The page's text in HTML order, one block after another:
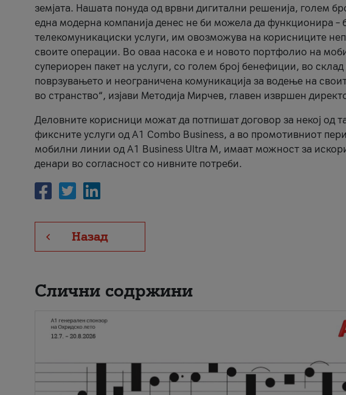
земјата. Нашата понуда од врвни дигитални решенија, голем
една модерна компанија денес не би можела да функционира –
телекомуникациски услуги, им овозможува на корисниците
своите операции. Во оваа насока е и новото портфолио на
супериорен пакет на услуги, со голем број бенефиции, во
поврзувањето и неограничена комуникација за водење на
во странство“, изјави Методија Мирчев, главен извршен
Деловните корисници можат да потпишат договор за некој од
фиксните услуги од A1 Combo Business, а во промотивниот
мобилни линии од A1 Business Ultra M, имаат можност за
денари во согласност со нивните потреби.
Назад
Слични содржини